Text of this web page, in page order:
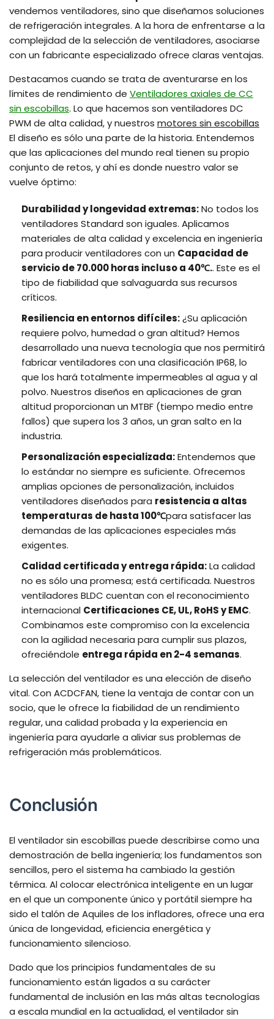
vendemos ventiladores, sino que diseñamos soluciones
de refrigeración integrales. A la hora de enfrentarse a la
complejidad de la selección de ventiladores, asociarse
con un fabricante especializado ofrece claras ventajas.
Destacamos cuando se trata de aventurarse en los
límites de rendimiento de Ventiladores axiales de CC
sin escobillas. Lo que hacemos son ventiladores DC
PWM de alta calidad, y nuestros motores sin escobillas
El diseño es sólo una parte de la historia. Entendemos
que las aplicaciones del mundo real tienen su propio
conjunto de retos, y ahí es donde nuestro valor se
vuelve óptimo:
Durabilidad y longevidad extremas:No todos los
ventiladores Standard son iguales. Aplicamos
materiales de alta calidad y excelencia en ingeniería
para producir ventiladores con un Capacidad de
servicio de 70.000 horas incluso a 40℃.. Este es el
tipo de fiabilidad que salvaguarda sus recursos
críticos.
Resiliencia en entornos difíciles:¿Su aplicación
requiere polvo, humedad o gran altitud? Hemos
desarrollado una nueva tecnología que nos permitirá
fabricar ventiladores con una clasificación IP68, lo
que los hará totalmente impermeables al agua y al
polvo. Nuestros diseños en aplicaciones de gran
altitud proporcionan un MTBF (tiempo medio entre
fallos) que supera los 3 años, un gran salto en la
industria.
Personalización especializada:Entendemos que
lo estándar no siempre es suficiente. Ofrecemos
amplias opciones de personalización, incluidos
ventiladores diseñados para resistencia a altas
temperaturas de hasta 100℃para satisfacer las
demandas de las aplicaciones especiales más
exigentes.
Calidad certificada y entrega rápida:La calidad
no es sólo una promesa; está certificada. Nuestros
ventiladores BLDC cuentan con el reconocimiento
internacional Certificaciones CE, UL, RoHS y EMC.
Combinamos este compromiso con la excelencia
con la agilidad necesaria para cumplir sus plazos,
ofreciéndole entrega rápida en 2-4 semanas.
La selección del ventilador es una elección de diseño
vital. Con ACDCFAN, tiene la ventaja de contar con un
socio, que le ofrece la fiabilidad de un rendimiento
regular, una calidad probada y la experiencia en
ingeniería para ayudarle a aliviar sus problemas de
refrigeración más problemáticos.
Conclusión
El ventilador sin escobillas puede describirse como una
demostración de bella ingeniería; los fundamentos son
sencillos, pero el sistema ha cambiado la gestión
térmica. Al colocar electrónica inteligente en un lugar
en el que un componente único y portátil siempre ha
sido el talón de Aquiles de los infladores, ofrece una era
única de longevidad, eficiencia energética y
funcionamiento silencioso.
Dado que los principios fundamentales de su
funcionamiento están ligados a su carácter
fundamental de inclusión en las más altas tecnologías
a escala mundial en la actualidad, el ventilador sin